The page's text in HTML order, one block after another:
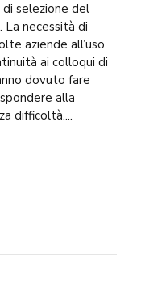
di selezione del
necessità di
aziende all’uso
ai colloqui di
dovuto fare
alla
difficoltà....